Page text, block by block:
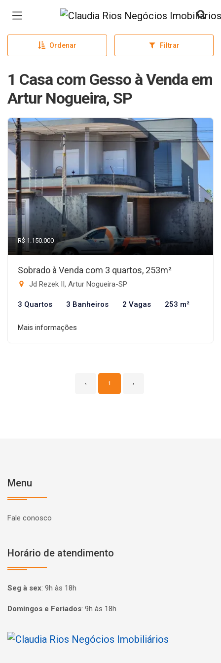
Página inicial
Ordenar Filtrar
1 Casa com Gesso à Venda em
Artur Nogueira, SP
R$ 1.150.000
Sobrado à Venda com 3 quartos, 253m²
Jd Rezek II, Artur Nogueira-SP
3 Quartos 3 Banheiros 2 Vagas 253 m²
Mais informações
‹ 1 ›
Menu
Fale conosco
Horário de atendimento
Seg à sex: 9h às 18h
Domingos e Feriados: 9h às 18h
Página inicial